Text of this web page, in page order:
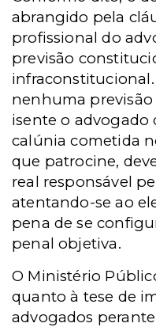
abrangido pela
profissional do
previsão
nenhuma
isente o advogado
calúnia cometida
que patrocine,
real responsável
atentando-se ao
pena de se
penal objetiva.
O Ministério
quanto à tese de
advogados perante